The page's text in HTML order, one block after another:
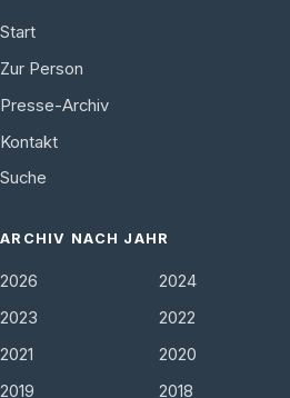
Start
Zur Person
Presse-Archiv
Kontakt
Suche
ARCHIV NACH JAHR
2026
2024
2023
2022
2021
2020
2019
2018